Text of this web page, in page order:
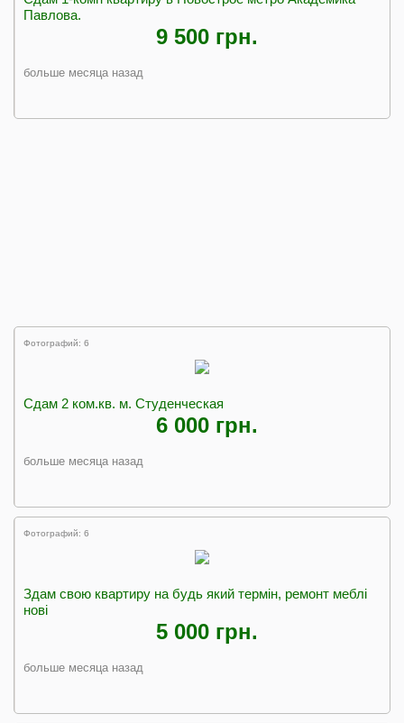
Павлова.
9 500 грн.
больше месяца назад
Фотографий: 6
Сдам 2 ком.кв. м. Студенческая
6 000 грн.
больше месяца назад
Фотографий: 6
Здам свою квартиру на будь який термін, ремонт меблі
нові
5 000 грн.
больше месяца назад